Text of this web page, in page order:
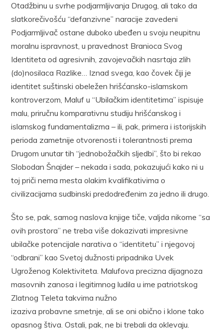
Otadžbinu u svrhe podjarmljivanja Drugog, ali tako da
slatkorečivošću “defanzivne” naracije zavedeni
Podjarmljivač ostane duboko ubeđen u svoju neupitnu
moralnu ispravnost, u pravednost Branioca Svog
Identiteta od agresivnih, zavojevačkih nasrtaja zlih
(do)nosilaca Razlike… Iznad svega, kao čovek čiji je
identitet suštinski obeležen hrišćansko-islamskom
kontroverzom, Maluf u “Ubilačkim identitetima” ispisuje
malu, priručnu komparativnu studiju hrišćanskog i
islamskog fundamentalizma – ili, pak, primera i istorijskih
perioda zametnije otvorenosti i tolerantnosti prema
Drugom unutar tih “jednobožačkih sljedbi”, što bi rekao
Slobodan Šnajder – nekada i sada, pokazujući kako ni u
toj priči nema mesta olakim kvalifikativima o
civilizacijama sudbinski predodređenim za jedno ili drugo.
Što se, pak, samog naslova knjige tiče, valjda nikome “sa
ovih prostora” ne treba više dokazivati impresivne
ubilačke potencijale narativa o “identitetu” i njegovoj
“odbrani” kao Svetoj dužnosti pripadnika Uvek
Ugroženog Kolektiviteta. Malufova precizna dijagnoza
masovnih zanosa i legitimnog ludila u ime patriotskog
Zlatnog Teleta takvima nužno
izaziva probavne smetnje, ali se oni obično i klone tako
opasnog štiva. Ostali, pak, ne bi trebali da oklevaju.